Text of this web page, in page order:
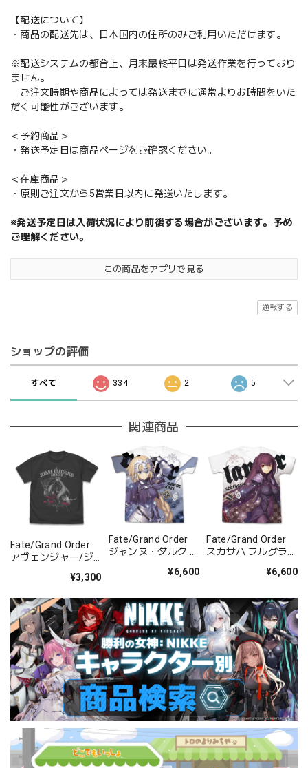
【配送について】
・商品の配送先は、日本国内の住所のみご利用いただけます。
※配送システムの都合上、月末最終平日は発送作業を行っており
ません。
ご注文時期や商品によっては発送までに通常よりお時間をいた
だく可能性がございます。
＜予約商品＞
・発送予定日は商品ページをご確認ください。
＜在庫商品＞
・原則ご注文から5営業日以内に発送いたします。
※発送予定日は入荷状況により前後する場合がございます。予め
ご理解ください。
この商品をアプリで見る
通報する
ショップの評価
すべて 334 2 5
関連商品
Fate/Grand Order
アヴェンジャー/ジ
¥3,300
Fate/Grand Order
ジャンヌ・ダルク フ
¥6,600
Fate/Grand Order
スカサハ フルグラフ
¥6,600